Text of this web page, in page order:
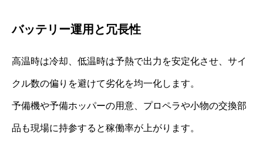
バッテリー運用と冗長性
高温時は冷却、低温時は予熱で出力を安定化させ、サイ
クル数の偏りを避けて劣化を均一化します。
予備機や予備ホッパーの用意、プロペラや小物の交換部
品も現場に持参すると稼働率が上がります。